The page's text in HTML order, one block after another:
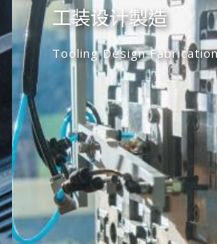
One-stop
一次满足您所
工装设计製造
Tooling Design
钣金精密冲压滚镀
Sheet Metal Precision
Tumbling Plating
注塑成型
Plastic Injection Molding
自动化设计与制造
Automation Equipment
具備完整化學成份
染物檢出設備的化
A chemical laboratory
chemical composition
contaminant detection
质量保证体系
Quality System
无尘室组装
Clean Room Assembly
GMP 無塵室組裝
GMP Clean Room
Device